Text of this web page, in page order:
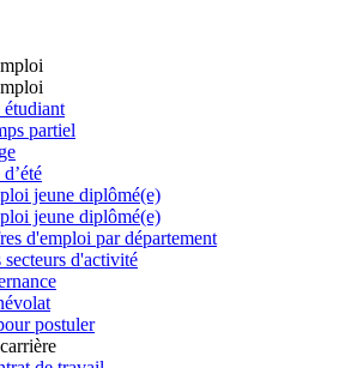
étudiant
partiel
jeune diplômé(e)
jeune diplômé(e)
d'emploi par département
secteurs d'activité
postuler